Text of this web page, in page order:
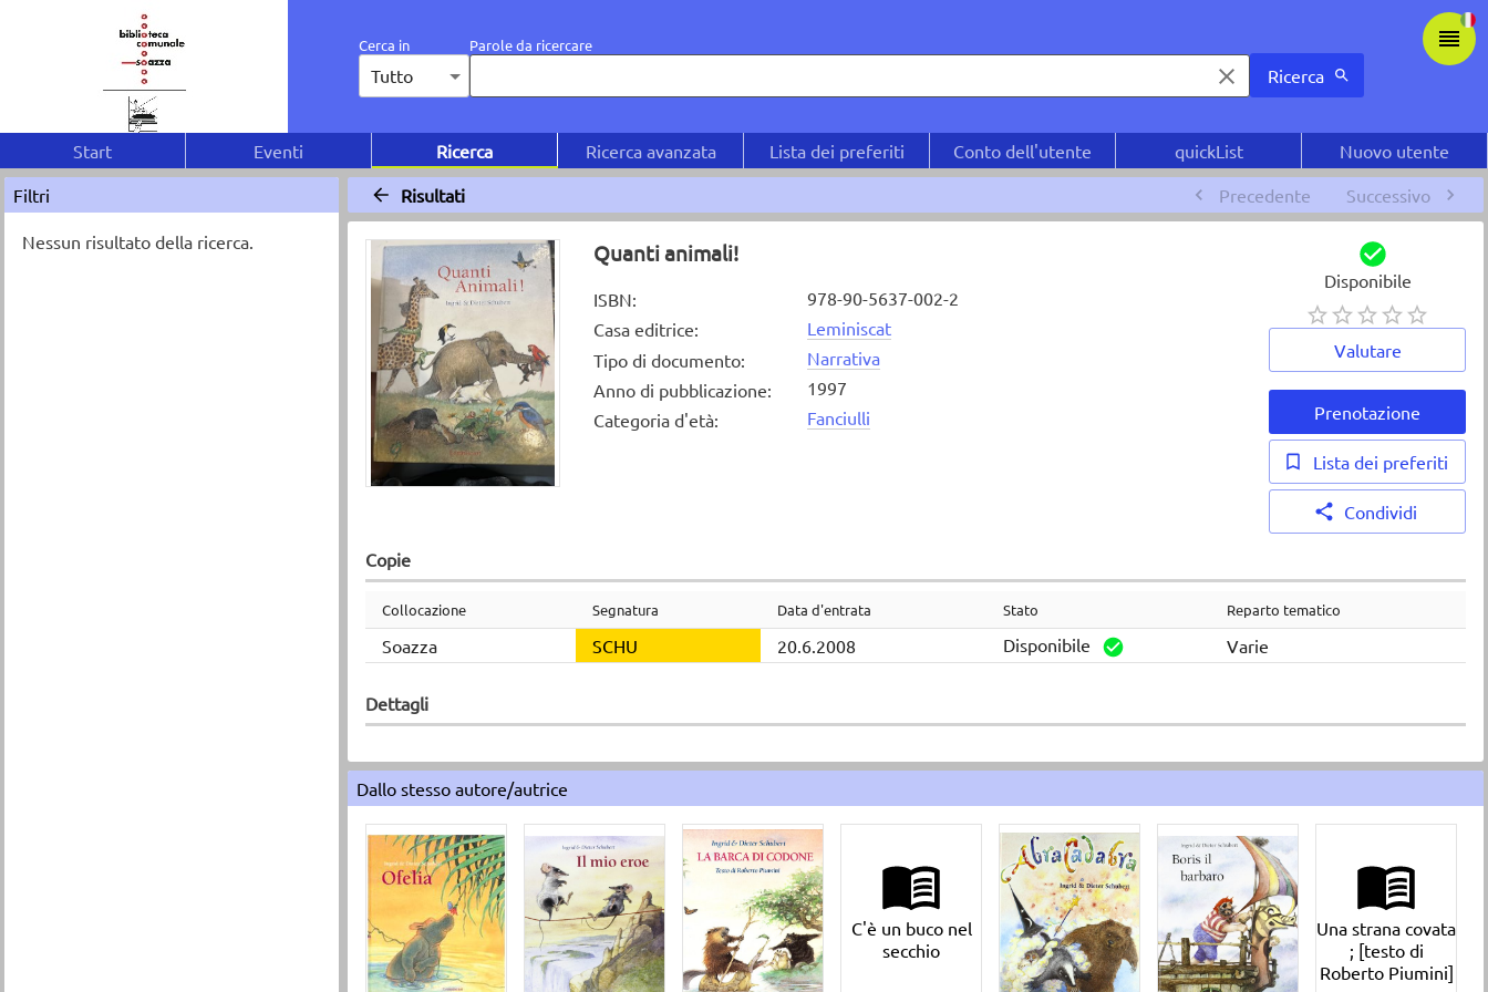
Cerca in
Tutto
Parole da ricercare
Ricerca
Start Eventi Ricerca Ricerca avanzata Lista dei preferiti Conto dell'utente quickList
Nuovo utente
Filtri
Nessun risultato della ricerca.
Risultati Precedente Successivo
Quanti animali!
ISBN:
978-90-5637-002-2
Casa editrice:
Leminiscat
Tipo di documento:
Narrativa
Anno di pubblicazione:
1997
Categoria d'età: Fanciulli
Disponibile
Valutare
Prenotazione
Lista dei preferiti
Condividi
Copie
Collocazione Segnatura Data d'entrata Stato Reparto tematico
Soazza SCHU 20.6.2008 Disponibile Varie
Dettagli
Dallo stesso autore/autrice
C'è un buco nel
secchio
Una strana covata
; [testo di
Roberto Piumini]